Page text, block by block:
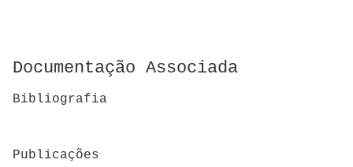
Documentação Associada
Bibliografia
Publicações